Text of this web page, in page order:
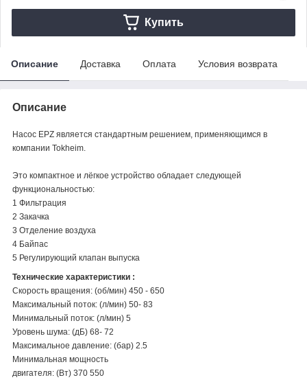
Купить
Описание Доставка Оплата Условия возврата
Описание
Насос EPZ является стандартным решением, применяющимся в
компании Tokheim
Это компактное и лёгкое устройство обладает следующей
функциональностью:
1 Фильтрация
2 Закачка
3 Отделение воздуха
4 Байпас
5 Регулирующий клапан выпуска
Технические характеристики :
Скорость вращения: (об/мин) 450 - 650
Максимальный поток: (л/мин) 50- 83
Минимальный поток: (л/мин) 5
Уровень шума: (дБ) 68- 72
Максимальное давление: (бар) 2.5
Минимальная мощность
двигателя: (Вт) 370 550